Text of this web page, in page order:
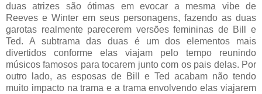
duas atrizes são ótimas em evocar a mesma vibe de
Reeves e Winter em seus personagens, fazendo as duas
garotas realmente parecerem versões femininas de Bill e
Ted. A subtrama das duas é um dos elementos mais
divertidos conforme elas viajam pelo tempo reunindo
músicos famosos para tocarem junto com os pais delas. Por
outro lado, as esposas de Bill e Ted acabam não tendo
muito impacto na trama e a trama envolvendo elas viajarem